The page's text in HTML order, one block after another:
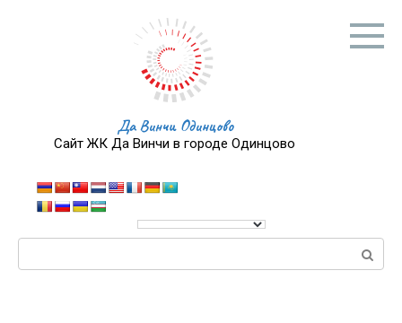
Да Винчи Одинцово
Сайт ЖК Да Винчи в городе Одинцово